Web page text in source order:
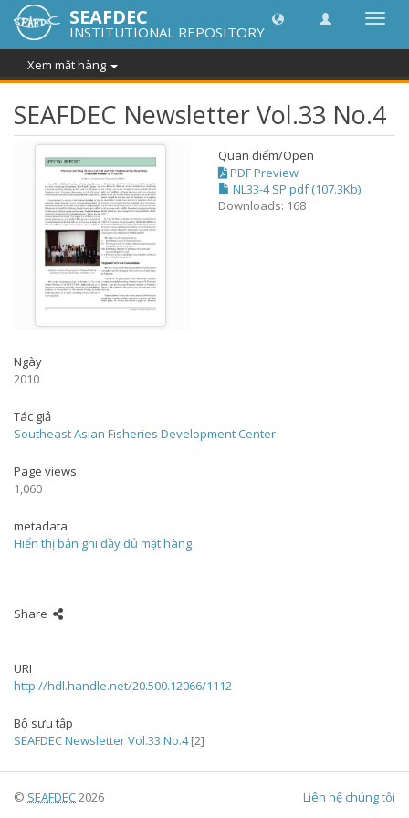
điều
thành
SEAFDEC
INSTITUTIONAL REPOSITORY
Xem mặt hàng
SEAFDEC Newsletter Vol.33 No.4
Quan điểm/Open
PDF Preview
NL33-4 SP.pdf (107.3Kb)
Downloads: 168
Ngày
2010
Tác giả
Southeast Asian Fisheries Development Center
Page views
1,060
metadata
Hiển thị bản ghi đầy đủ mặt hàng
Share
URI
http://hdl.handle.net/20.500.12066/1112
Bộ sưu tập
SEAFDEC Newsletter Vol.33 No.4[2]
© SEAFDEC2026 Liên hệ chúng tôi